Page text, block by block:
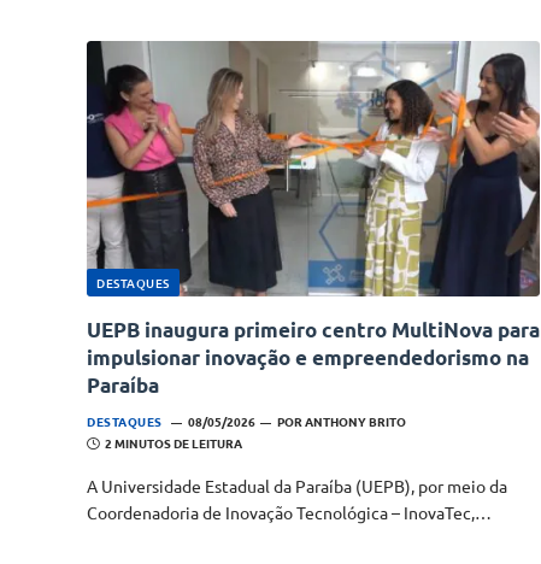
DESTAQUES
UEPB inaugura primeiro centro MultiNova para
impulsionar inovação e empreendedorismo na
Paraíba
DESTAQUES 08/05/2026 POR ANTHONY BRITO
2 MINUTOS DE LEITURA
A Universidade Estadual da Paraíba (UEPB), por meio da
Coordenadoria de Inovação Tecnológica – InovaTec,…